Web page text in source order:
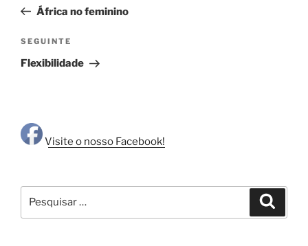
artigos
anterior
África no feminino
Conteúdo
seguinte
SEGUINTE
Flexibilidade
Visite o nosso Facebook!
por: